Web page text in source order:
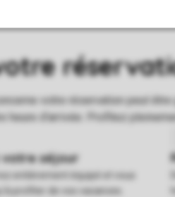
entièrement équipé et vous
profiter de vos vacances.